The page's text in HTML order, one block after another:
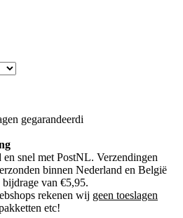
gegarandeerdi
snel met PostNL. Verzendingen
binnen Nederland en België
van €5,95.
rekenen wij geen toeslagen
etc!